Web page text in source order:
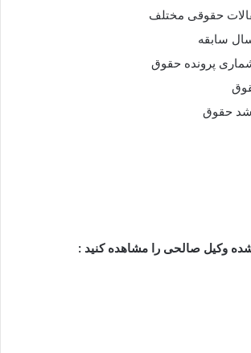
حقوقی مختلف
پرونده حقوق
حقوق
وکیل صالحی را مشاهده کنید :